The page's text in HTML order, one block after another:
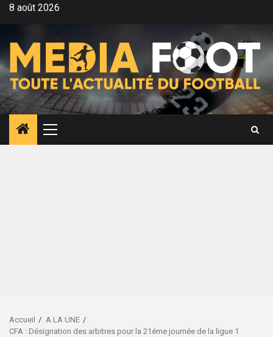
Aller8 août 2026
Menu
principal
Accueil
A LA UNE
CFA : Désignation des arbitres pour la 21éme journée de la ligue 1